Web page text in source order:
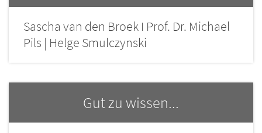
Sascha van den Broek I Prof. Dr. Michael
Pils | Helge Smulczynski
Gut zu wissen...